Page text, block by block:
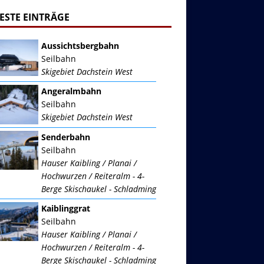
EINTRÄGE
Aussichtsbergbahn
Seilbahn
Skigebiet Dachstein West
Angeralmbahn
Seilbahn
Skigebiet Dachstein West
Senderbahn
Seilbahn
Hauser Kaibling / Planai /
Hochwurzen / Reiteralm - 4-
Berge Skischaukel - Schladming
Kaiblinggrat
Seilbahn
Hauser Kaibling / Planai /
Hochwurzen / Reiteralm - 4-
Berge Skischaukel - Schladming